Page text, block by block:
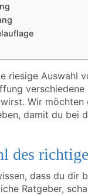
riesige Auswahl
Wir
damit du bei
des
dass du dir
Ratgeber,